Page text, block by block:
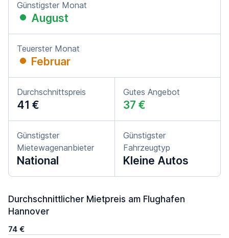
Günstigster Monat
August
Teuerster Monat
Februar
Durchschnittspreis
41 €
Gutes Angebot
37 €
Günstigster
Mietewagenanbieter
National
Günstigster
Fahrzeugtyp
Kleine Autos
Durchschnittlicher Mietpreis am Flughafen
Hannover
74 €